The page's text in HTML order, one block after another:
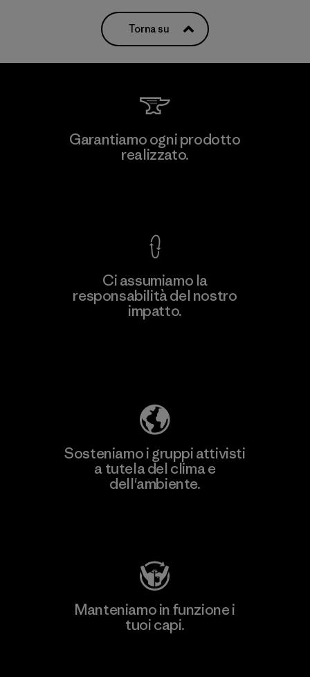
Torna su
Garantiamo ogni prodotto
realizzato.
Ci assumiamo la
responsabilità del nostro
impatto.
Sosteniamo i gruppi attivisti
a tutela del clima e
dell'ambiente.
Manteniamo in funzione i
tuoi capi.